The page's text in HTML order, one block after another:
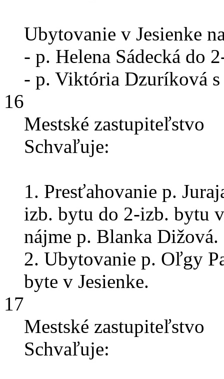
Ubytovanie v Jesienke
- p. Helena Sádecká do
- p. Viktória Dzuríková
16
Mestské zastupiteľstvo
Schvaľuje:
1. Presťahovanie p.
izb. bytu do 2-izb. bytu
nájme p. Blanka Dižová.
2. Ubytovanie p. Oľgy
byte v Jesienke.
17
Mestské zastupiteľstvo
Schvaľuje: